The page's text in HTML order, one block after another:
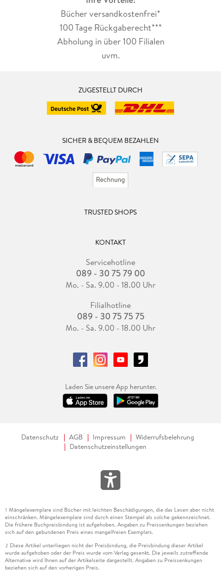
Bücher versandkostenfrei*
100 Tage Rückgaberecht***
Abholung in über 100 Filialen
uvm.
ZUGESTELLT DURCH
SICHER & BEQUEM BEZAHLEN
TRUSTED SHOPS
KONTAKT
Servicehotline
089 - 30 75 79 00
Mo. - Sa. 9.00 - 18.00 Uhr
Filialhotline
089 - 30 75 75 75
Mo. - Sa. 9.00 - 18.00 Uhr
Laden Sie unsere App herunter.
Datenschutz AGB Impressum
Widerrufsbelehrung
Datenschutzeinstellungen
1 Mängelexemplare sind Bücher mit leichten Beschädigungen, die das Lesen aber nicht
einschränken. Mängelexemplare sind durch einen Stempel als solche gekennzeichnet.
Die frühere Buchpreisbindung ist aufgehoben. Angaben zu Preissenkungen beziehen
sich auf den gebundenen Preis eines mangelfreien Exemplars.
2 Diese Artikel unterliegen nicht der Preisbindung, die Preisbindung dieser Artikel
wurde aufgehoben oder der Preis wurde vom Verlag gesenkt. Die jeweils zutreffende
Alternative wird Ihnen auf der Artikelseite dargestellt. Angaben zu Preissenkungen
beziehen sich auf den vorherigen Preis.